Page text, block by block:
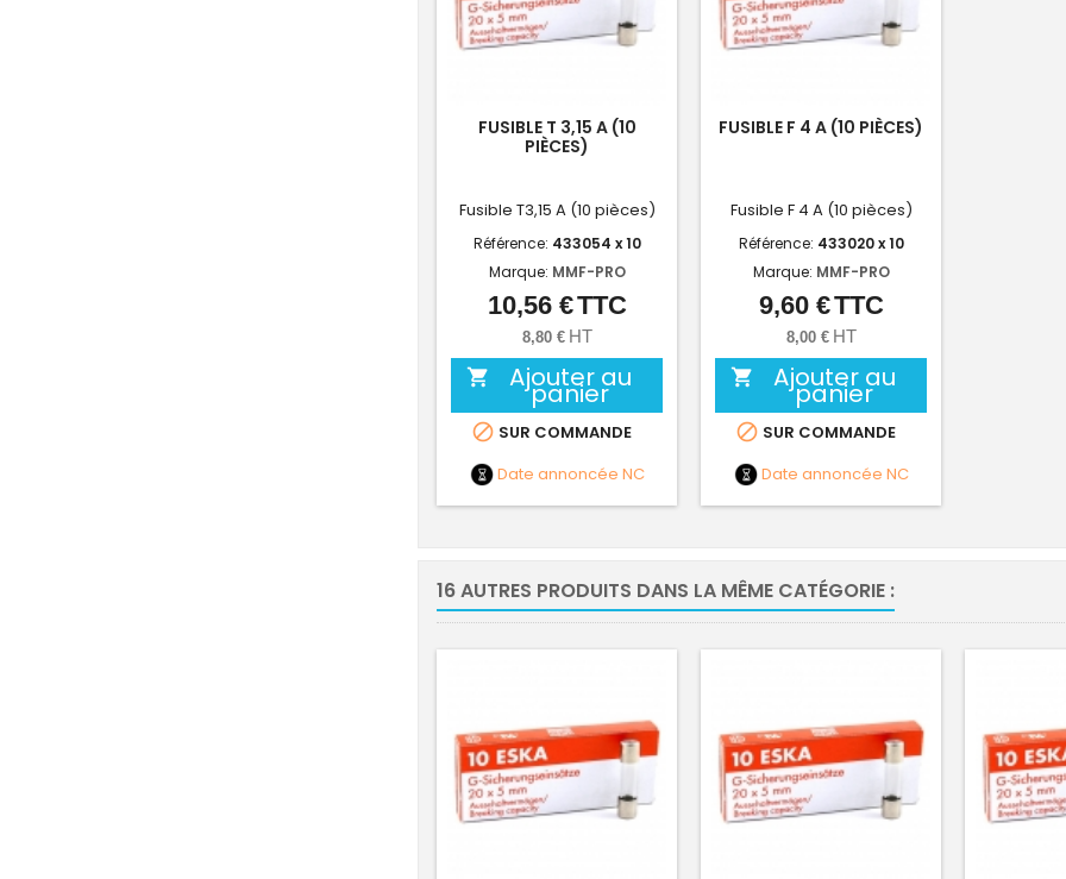
FUSIBLE T 3,15 A (10
PIÈCES)
Fusible T3,15 A (10 pièces)
Référence: 433054 x 10
Marque: MMF-PRO
Prix
10,56 €TTC
8,80 € HT
 Ajouter au
panier
 SUR COMMANDE
Date annoncée NC
FUSIBLE F 4 A (10 PIÈCES)
Fusible F 4 A (10 pièces)
Référence: 433020 x 10
Marque: MMF-PRO
Prix
9,60 €TTC
8,00 € HT
 Ajouter au
panier
 SUR COMMANDE
Date annoncée NC
16 AUTRES PRODUITS DANS LA MÊME CATÉGORIE :